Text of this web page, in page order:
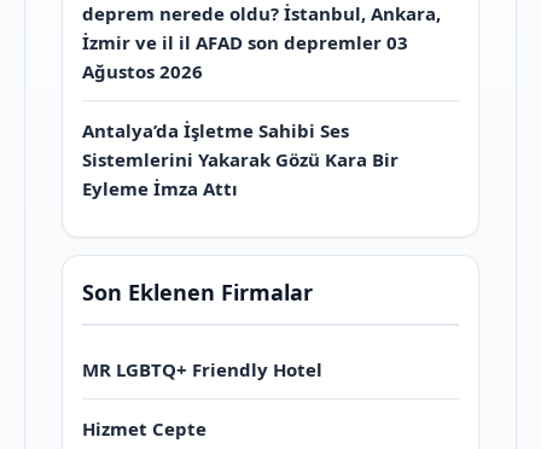
deprem nerede oldu? İstanbul, Ankara,
İzmir ve il il AFAD son depremler 03
Ağustos 2026
Antalya’da İşletme Sahibi Ses
Sistemlerini Yakarak Gözü Kara Bir
Eyleme İmza Attı
Son Eklenen Firmalar
MR LGBTQ+ Friendly Hotel
Hizmet Cepte